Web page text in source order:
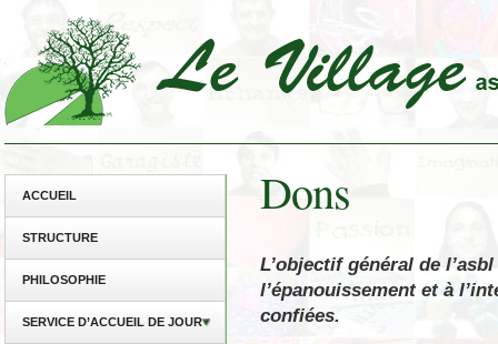
Dons
ACCUEIL
STRUCTURE
PHILOSOPHIE
SERVICE D’ACCUEIL DE JOUR
L’objectif général de
l’épanouissement et à
confiées.